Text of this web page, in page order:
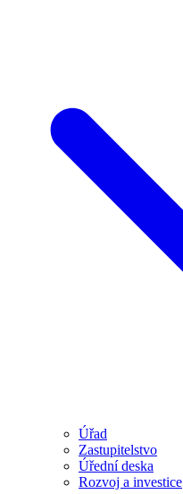
Úřad
Zastupitelstvo
Úřední deska
Rozvoj a investice